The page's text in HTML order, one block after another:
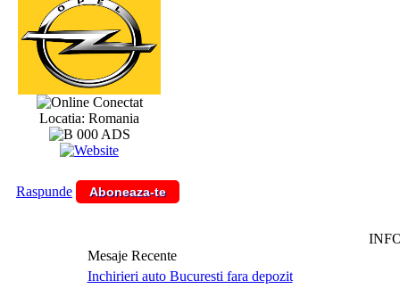
Conectat
Locatia: Romania
Raspunde Aboneaza-te
Mesaje Recente
Inchirieri auto Bucuresti fara depozit